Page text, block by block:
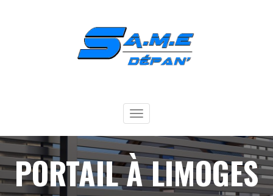
Toggle
navigation
PORTAIL À LIMOGES